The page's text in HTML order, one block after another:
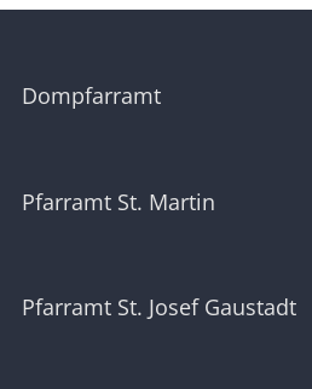
Dompfarramt
Pfarramt St. Martin
Pfarramt St. Josef Gaustadt